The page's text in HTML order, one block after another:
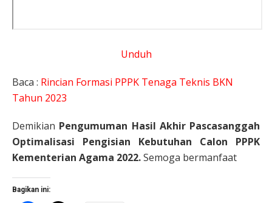
Unduh
Baca : Rincian Formasi PPPK Tenaga Teknis BKN
Tahun 2023
Demikian Pengumuman Hasil Akhir Pascasanggah
Optimalisasi Pengisian Kebutuhan Calon PPPK
Kementerian Agama 2022.Semoga bermanfaat
Bagikan ini: